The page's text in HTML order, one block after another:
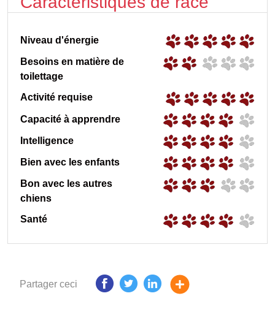
Niveau d'énergie
Besoins en matière de
toilettage
Activité requise
Capacité à apprendre
Intelligence
Bien avec les enfants
Bon avec les autres
chiens
Santé
Partager ceci